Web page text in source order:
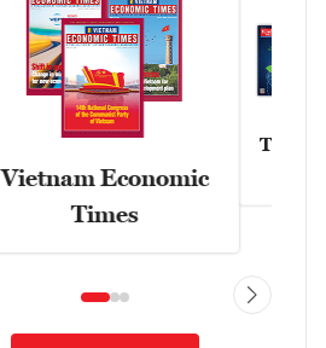
Vietnam Economic
Times
Tạp